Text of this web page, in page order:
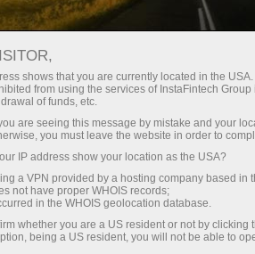
З InstaForex ви отримуєте
можливостей: кредитне
1:5000, одні з найкращих
спредів та комісій на
також привабливі умови
торгівлі акціями та
Мінімальні спреди -
Бонус 30% на кожен
Швидкість
у трейдингу і на трасі
shows that you are currently located in the
from using the services of InstaFintech
of funds, etc.
are seeing this message by mistake and your
you must leave the website in order to
IP address show your location as the USA?
a VPN provided by a hosting company based in
not have proper WHOIS records;
in the WHOIS geolocation database.
whether you are a US resident or not by clicking
being a US resident, you will not be able to